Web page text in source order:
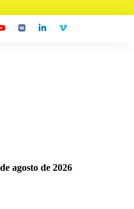
agosto de 2026